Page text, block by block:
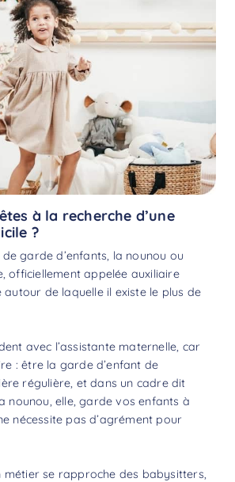
à la recherche d’une
?
garde d’enfants, la nounou ou
officiellement appelée auxiliaire
autour de laquelle il existe le plus de
avec l’assistante maternelle, car
: être la garde d’enfant de
régulière, et dans un cadre dit
nounou, elle, garde vos enfants à
nécessite pas d’agrément pour
métier se rapproche des babysitters,